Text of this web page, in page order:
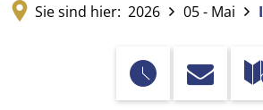
Sie sind hier: 2026 05 - Mai